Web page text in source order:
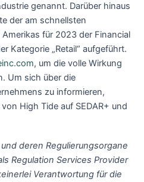
genannt. Darüber hinaus
der am schnellsten
für 2023 der Financial
Kategorie „Retail“ aufgeführt.
, um die volle Wirkung
Um sich über die
zu informieren,
High Tide auf SEDAR+ und
deren Regulierungsorgane
Regulation Services Provider
Verantwortung für die